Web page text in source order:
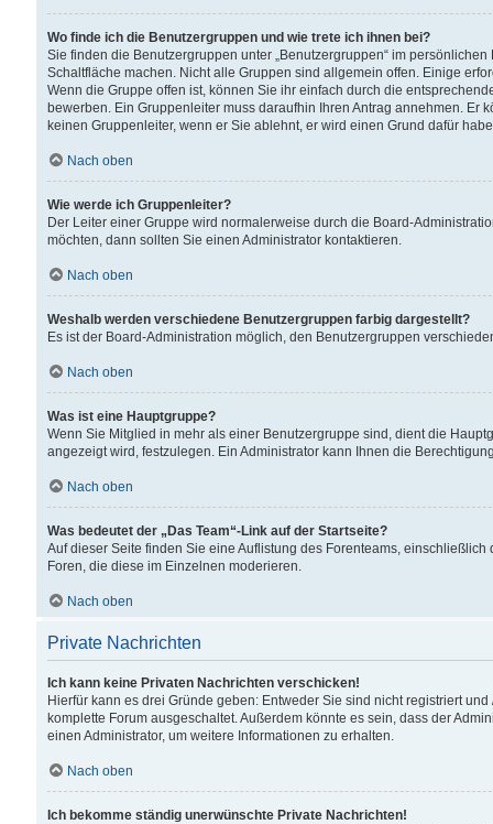
Wo finde ich die Benutzergruppen und wie trete ich ihnen bei?
Sie finden die Benutzergruppen unter „Benutzergruppen“ im
Schaltfläche machen. Nicht alle Gruppen sind allgemein offen. Einige
Wenn die Gruppe offen ist, können Sie ihr einfach durch die
bewerben. Ein Gruppenleiter muss daraufhin Ihren Antrag annehmen.
keinen Gruppenleiter, wenn er Sie ablehnt, er wird einen Grund dafür
Nach oben
Wie werde ich Gruppenleiter?
Der Leiter einer Gruppe wird normalerweise durch die Board-
möchten, dann sollten Sie einen Administrator kontaktieren.
Nach oben
Weshalb werden verschiedene Benutzergruppen farbig dargestellt?
Es ist der Board-Administration möglich, den Benutzergruppen
Nach oben
Was ist eine Hauptgruppe?
Wenn Sie Mitglied in mehr als einer Benutzergruppe sind, dient die
angezeigt wird, festzulegen. Ein Administrator kann Ihnen die
Nach oben
Was bedeutet der „Das Team“-Link auf der Startseite?
Auf dieser Seite finden Sie eine Auflistung des Forenteams,
Foren, die diese im Einzelnen moderieren.
Nach oben
Private Nachrichten
Ich kann keine Privaten Nachrichten verschicken!
Hierfür kann es drei Gründe geben: Entweder Sie sind nicht registriert
komplette Forum ausgeschaltet. Außerdem könnte es sein, dass der
einen Administrator, um weitere Informationen zu erhalten.
Nach oben
Ich bekomme ständig unerwünschte Private Nachrichten!